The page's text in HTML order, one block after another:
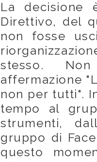
La decisione
Direttivo, del
non fosse
stesso.
affermazione
non per tutti".
tempo al
strumenti,
gruppo di
questo